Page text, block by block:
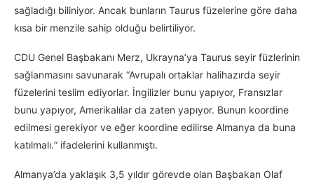
sağladığı biliniyor. Ancak bunların Taurus füzelerine göre daha
kısa bir menzile sahip olduğu belirtiliyor.
CDU Genel Başbakanı Merz, Ukrayna’ya Taurus seyir füzlerinin
sağlanmasını savunarak “Avrupalı ortaklar halihazırda seyir
füzelerini teslim ediyorlar. İngilizler bunu yapıyor, Fransızlar
bunu yapıyor, Amerikalılar da zaten yapıyor. Bunun koordine
edilmesi gerekiyor ve eğer koordine edilirse Almanya da buna
katılmalı.“ ifadelerini kullanmıştı.
Almanya’da yaklaşık 3,5 yıldır görevde olan Başbakan Olaf